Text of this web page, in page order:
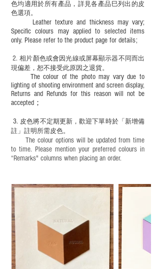
色均適用於所有產品，詳見各產品巳列出的皮
色選項。
Leather texture and thickness may vary;
Specific colours may applied to selected items
only. Please refer to the product page for details;
​2.相片顏色或會因光線或屏幕顯示器不同而出
現偏差，恕不接受此原因之退貨。
The colour of the photo may vary due to
lighting of shooting environment and screen display,
Returns and Refunds for this reason will not be
accepted；
3. 皮色將不定期更新，歡迎下單時於「新增備
註」註明 所需皮色。
The colour options will be updated from time
to time. Please mention your preferred colours in
“Remarks" columns when placing an order.